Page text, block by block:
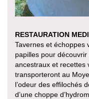
RESTAURATION
Tavernes et échoppes
papilles pour
ancestraux et recettes
transporteront au
l’odeur des effilochés
d’une choppe